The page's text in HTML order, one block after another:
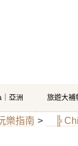
亞洲 旅遊大補
樂指南 > ╠